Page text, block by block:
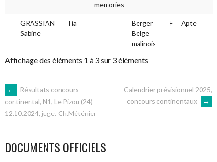
memories
GRASSIAN
Sabine
Tia
Berger
Belge
malinois
F Apte
Affichage des éléments 1 à 3 sur 3 éléments
NAVIGATION
DES
ARTICLES
←
Résultats concours
continental, N1, Le Pizou (24),
12.10.2024, juge: Ch.Méténier
Calendrier prévisionnel 2025,
concours continentaux
→
DOCUMENTS OFFICIELS